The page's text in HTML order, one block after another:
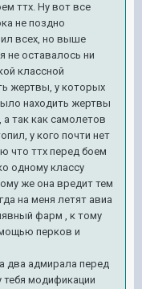
ттх. Ну вот все
не поздно
всех, но выше
не оставалось ни
классной
жертвы, у которых
находить жертвы
а так как самолетов
у кого почти нет
что ттх перед боем
одному классу
же она вредит тем
на меня летят авиа
фарм , к тому
перков и
два адмирала перед
тебя модификации